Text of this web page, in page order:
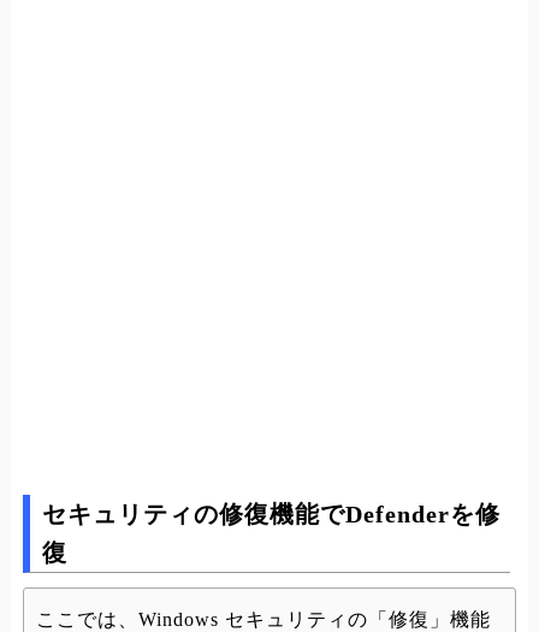
セキュリティの修復機能でDefenderを修
復
ここでは、Windows セキュリティの「修復」機能